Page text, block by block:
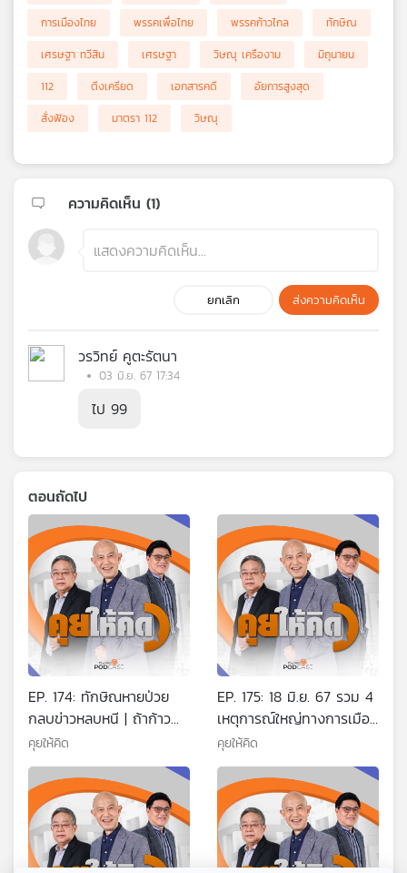
การเมืองไทย
พรรคเพื่อไทย พรรคก้าวไกล
ทักษิณ
เศรษฐา ทวีสิน
เศรษฐา วิษณุ เครืองาม
มิถุนายน
112
ตึงเครียด เอกสารคดี
อัยการสูงสุด
สั่งฟ้อง
มาตรา 112 วิษณุ
ความคิดเห็น (1)
ยกเลิก ส่งความคิดเห็น
วรวิทย์ คูตะรัตนา
03 มิ.ย. 67 17:34
ไป 99
ตอนถัดไป
EP. 174: ทักษิณหายป่วย
กลบข่าวหลบหนี | ถ้าก้าว
ไกลจับมือเพื่อไทยตั้งรัฐบาล
| หวยเกษียณ นวัตกรรม
การออม
คุยให้คิด
EP. 175: 18 มิ.ย. 67 รวม 4
เหตุการณ์ใหญ่ทางการเมือง
| ถ้าก้าวไกลเป็นแกนนำ
รัฐบาล | โดดเดี่ยวบิ๊กป้อม
คุยให้คิด